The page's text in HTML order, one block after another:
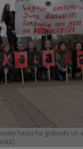
hasta ha grabado un